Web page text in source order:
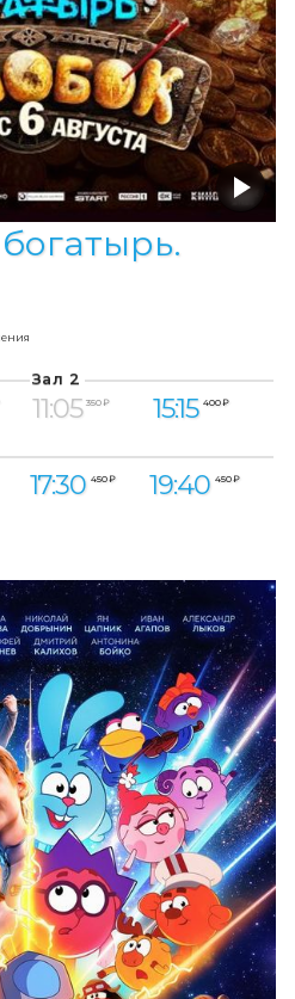
Зал 2
11:05 350 ₽ 15:15 400 ₽
17:30 450 ₽ 19:40 450 ₽